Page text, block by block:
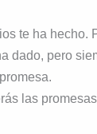
te ha hecho.
dado, pero
las